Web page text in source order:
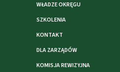
WŁADZE OKRĘGU
SZKOLENIA
KONTAKT
DLA ZARZĄDÓW
KOMISJA REWIZYJNA